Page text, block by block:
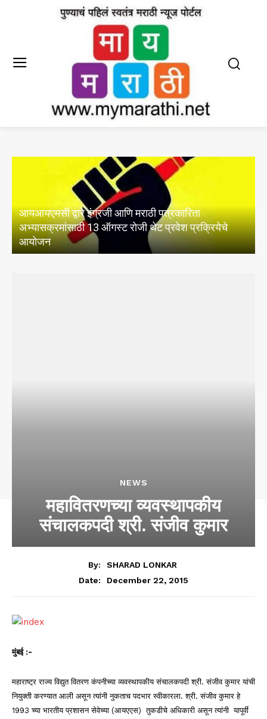
‘कचऱ्यावर भूमिग्रीनचा हत्ती पोसू नका’; स्थायी समिती
सभागृहाबाहेर अरविंद शिंदेंचे आंदोलन
NEWS
महावितरणच्या व्यवस्थापकीय
संचालकपदी श्री. संजीव कुमार
By:
SHARAD LONKAR
Date:
December 22, 2015
मुंबई:-
महाराष्ट्र राज्य विद्युत वितरण कंपनीच्या व्यवस्थापकीय संचालकपदी श्री. संजीव कुमार यांची
नियुक्ती करण्यात आली असून त्यांनी नुकताच पदभार स्वीकारला. श्री. संजीव कुमार हे
1993 च्या भारतीय प्रशासन सेवेच्या (आयएएस) तुकडीचे अधिकारी असून त्यांनी यापूर्वी